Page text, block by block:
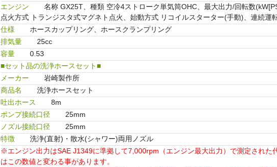
エンジン
名称 GX25T、種類 空冷4ストローク単気筒OHC、最大出力/回転数
点火方式 トランジスタ式マグネト点火、始動方式 リコイルスターター(手動)、連続運
仕様
ホースカップリング、ホースクランプリング
排気量
25cc
容量
0.53
■セット品の洗浄ホースセット■
メーカー
岩崎製作所
商品名
洗浄ホースセット
吐出ホース
8m
ポンプ接続口径
25mm
ノズル接続口径
25mm
特徴
洗浄(直射)・散水(シャワー)両用ノズル
※エンジン出力はSAE J1349に準拠して7,000rpm（エンジン最大出力）で測定された
はこの数値と変わる事があります。